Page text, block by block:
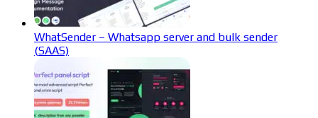
WhatSender – Whatsapp server and bulk sender
(SAAS)